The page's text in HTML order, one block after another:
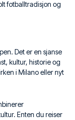
fotballtradisjon og
Det er en sjanse
kultur, historie og
i Milano eller nyt
Enten du reiser